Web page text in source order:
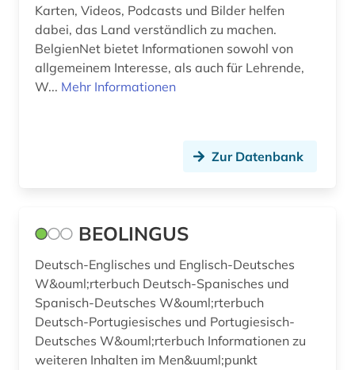
lexikon (6)
librettist (1)
linguistik (13)
literaturwissenschaft (79)
luxemburg (2)
luxemburger literaturarchiv (1)
luxemburgforschung (1)
Karten, Videos, Podcasts und Bilder helfen
dabei, das Land verständlich zu machen.
BelgienNet bietet Informationen sowohl von
allgemeinem Interesse, als auch für Lehrende,
W... Mehr Informationen
Zur Datenbank
BEOLINGUS
Deutsch-Englisches und Englisch-Deutsches
W&ouml;rterbuch Deutsch-Spanisches und
Spanisch-Deutsches W&ouml;rterbuch
Deutsch-Portugiesisches und Portugiesisch-
Deutsches W&ouml;rterbuch Informationen zu
weiteren Inhalten im Men&uuml;punkt